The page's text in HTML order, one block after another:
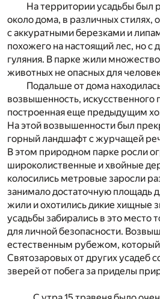
На территории усадьбы был
около дома, в различных стилях,
с аккуратными березками и
похожего на настоящий лес, но с
гуляния. В парке жили
животных не опасных для
Подальше от дома
возвышенность, искусственного
построенная еще предыдущим
На этой возвышенности был
горный ландшафт с журчащей
В этом природном парке росли
широколиственные и хвойные
колосились метровые заросли
занимало достаточную площадь
жили и охотились дикие хищные
усадьбы забирались в это место
для личной безопасности.
естественным рубежом,
Святозаровых от других усадеб
зверей от побега за приделы